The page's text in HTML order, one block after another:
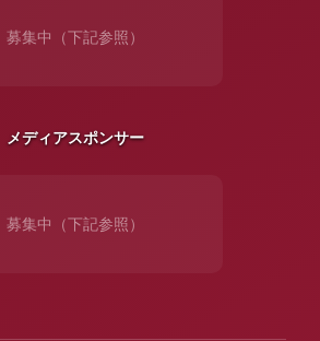
募集中（下記参照）
メディアスポンサー
募集中（下記参照）